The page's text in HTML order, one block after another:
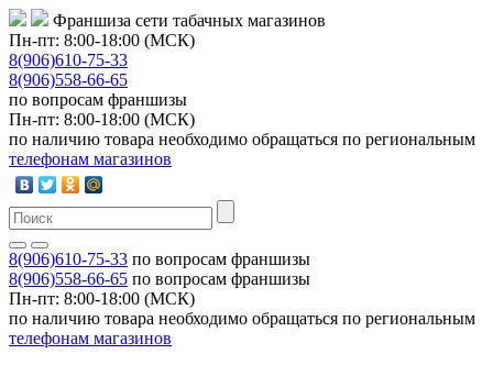
Франшиза сети табачных магазинов
Пн-пт: 8:00-18:00 (МСК)
8(906)610-75-33
8(906)558-66-65
по вопросам франшизы
Пн-пт: 8:00-18:00 (МСК)
по наличию товара необходимо обращаться по региональным
телефонам магазинов
8(906)610-75-33 по вопросам франшизы
8(906)558-66-65 по вопросам франшизы
Пн-пт: 8:00-18:00 (МСК)
по наличию товара необходимо обращаться по региональным
телефонам магазинов